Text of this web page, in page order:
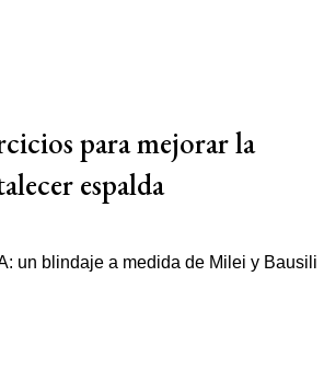
para mejorar la
espalda